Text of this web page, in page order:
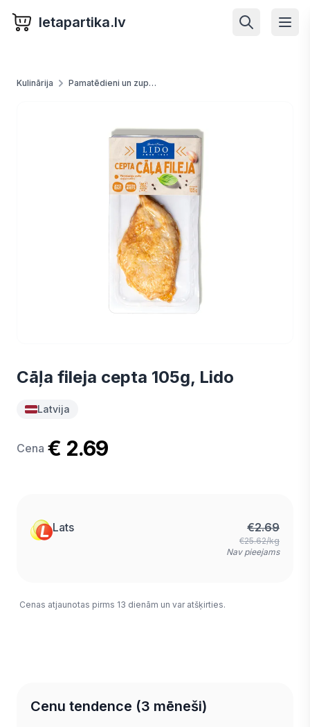
letapartika.lv
Kulinārija Pamatēdieni un zupas
Cāļa fileja cepta 105g, Lido
Latvija
Cena € 2.69
Lats €2.69
€25.62/kg
Nav pieejams
Cenas atjaunotas pirms 13 dienām un var atšķirties.
Cenu tendence (3 mēneši)